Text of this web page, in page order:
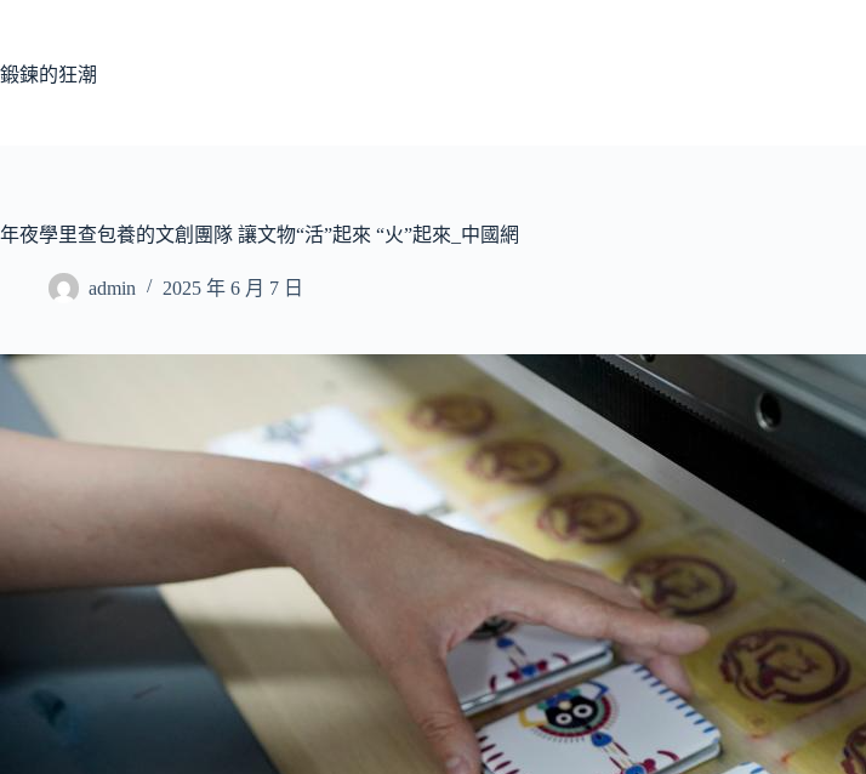
主
鍛鍊的狂潮
年夜學里查包養的文創團隊 讓文物“活”起來 “火”起來_中國網
admin 2025 年 6 月 7 日